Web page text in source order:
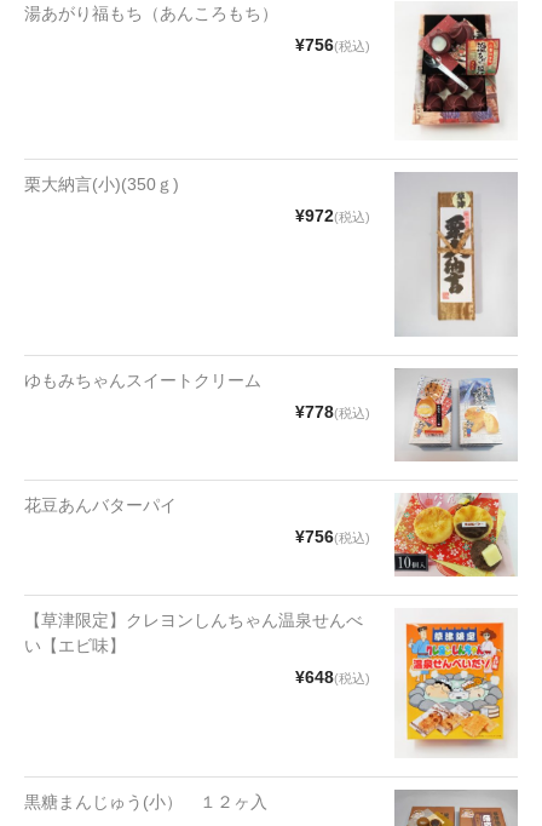
野沢菜
もろみ漬け
文具・雑貨
衣類
民芸品
沿革
湯あがり福もち（あんころもち）
¥756(税込)
栗大納言(小)(350ｇ)
¥972(税込)
ゆもみちゃんスイートクリーム
¥778(税込)
花豆あんバターパイ
¥756(税込)
【草津限定】クレヨンしんちゃん温泉せんべ
い【エビ味】
¥648(税込)
黒糖まんじゅう(小） １２ヶ入